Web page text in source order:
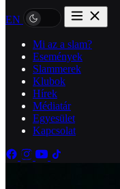
EN
Mi az a slam?
Események
Slammerek
Klubok
Hírek
Médiatár
Egyesület
Kapcsolat